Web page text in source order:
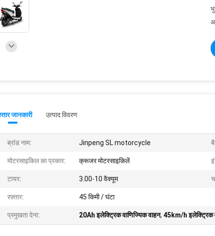
जानकारी उत्पाद विवरण
ब्रांड नाम: Jinpeng SL motorcycle
मोटरसाइकिल का प्रकार: क्रूजर मोटरसाइकिलें
टायर: 3.00-10 वैक्यूम
रफ़्तार: 45 किमी / घंटा
प्रमुखता देना: 20Ah इलेक्ट्रिक वाणिज्यिक वाहन, 45km/h इलेक्ट्रिक